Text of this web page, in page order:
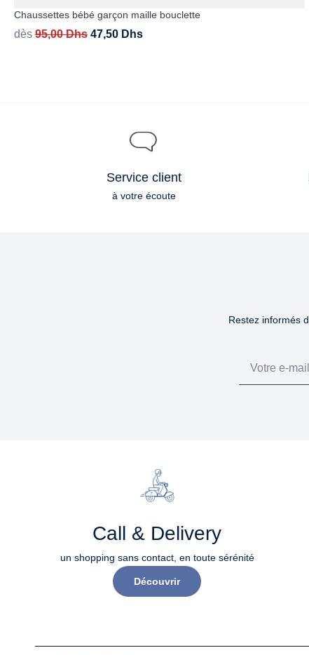
Chaussettes bébé garçon maille bouclette
dès 95,00Dhs 47,50 Dhs
Service client
à votre écoute
Restez informés
Call & Delivery
un shopping sans contact, en toute sérénité​
Découvrir